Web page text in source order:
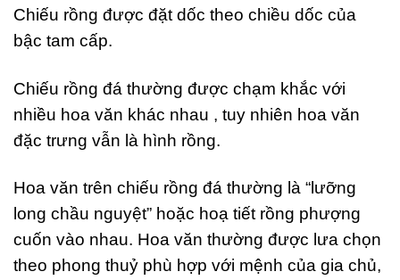
Chiếu rồng được đặt dốc theo chiều dốc của
bậc tam cấp.
Chiếu rồng đá thường được chạm khắc với
nhiều hoa văn khác nhau , tuy nhiên hoa văn
đặc trưng vẫn là hình rồng.
Hoa văn trên chiếu rồng đá thường là “lưỡng
long chầu nguyệt” hoặc hoạ tiết rồng phượng
cuốn vào nhau. Hoa văn thường được lưa chọn
theo phong thuỷ phù hợp với mệnh của gia chủ,